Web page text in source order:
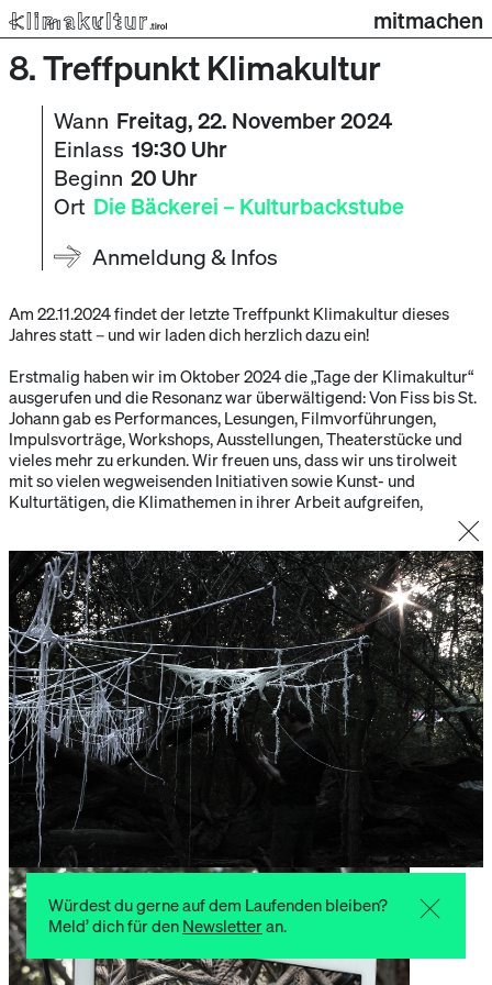
mitmachen
8. Treffpunkt Klimakultur
Wann Freitag, 22. November 2024
Einlass 19:30 Uhr
Beginn 20 Uhr
Ort Die Bäckerei – Kulturbackstube
Anmeldung & Infos
Am 22.11.2024 findet der letzte Treffpunkt Klimakultur dieses
Jahres statt – und wir laden dich herzlich dazu ein!
Erstmalig haben wir im Oktober 2024 die „Tage der Klimakultur“
ausgerufen und die Resonanz war überwältigend: Von Fiss bis St.
Johann gab es Performances, Lesungen, Filmvorführungen,
Impulsvorträge, Workshops, Ausstellungen, Theaterstücke und
vieles mehr zu erkunden. Wir freuen uns, dass wir uns tirolweit
mit so vielen wegweisenden Initiativen sowie Kunst- und
Kulturtätigen, die Klimathemen in ihrer Arbeit aufgreifen,
Das im Oktober gebotene klimakulturelle Programm werden wir
beim 8. Treffpunktmit einem „Aftermovie“ Revue passieren
lassen, der einen Zusammenschnitt aus über 30 Veranstaltungen
an 20 Orten zeigt.
Ein weiteres Highlight des Abends wird die beeindruckende
Installation MYCELIUM der Künstler*innen Zosia Hołubowska,
Claudia Strate und Joanna Zabielskasein, welche das
Jahresmotto perfekt widerspiegelt.
―――
MYCELIUM ist eine immersive Multimedia-Installation, deren
Struktur und Funktionsweise von einem Pilzsystem inspiriert ist.
Im Vordergrund des Projekts steht eine nichtlineare Erzählung
über ein Ökosystem, das vonFürsorge und Zusammenarbeit
angetrieben wird, und ein dezentrales Netzwerk, das allen
Elementen des Waldökosystems Fürsorge und Hilfe bietet.
Das Kunstwerk besteht aus mehreren Schichten. Es begann mit
derEntwicklung von Textenmit eingeladenen Autorinnen:
Würdest du gerne auf dem Laufenden bleiben?
Meld’ dich für den Newsletteran.